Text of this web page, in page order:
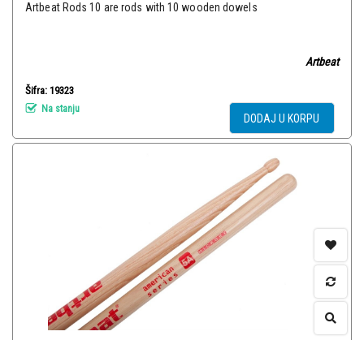
Artbeat Rods 10 are rods with 10 wooden dowels
Artbeat
Šifra: 19323
Na stanju
DODAJ U KORPU